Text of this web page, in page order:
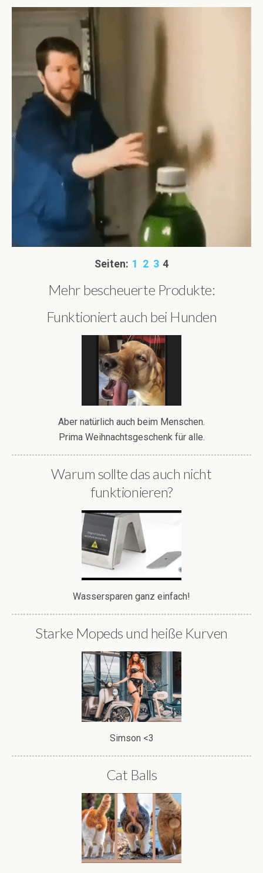
Seiten: 1 2 3 4
Mehr bescheuerte Produkte:
Funktioniert auch bei Hunden
Aber natürlich auch beim Menschen.
Prima Weihnachtsgeschenk für alle.
Warum sollte das auch nicht
funktionieren?
Wassersparen ganz einfach!
Starke Mopeds und heiße Kurven
Simson <3
Cat Balls